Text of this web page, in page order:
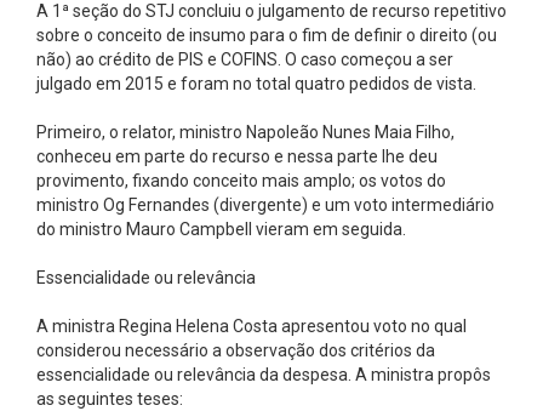
A 1ª seção do STJ concluiu o julgamento de recurso repetitivo
sobre o conceito de insumo para o fim de definir o direito (ou
não) ao crédito de PIS e COFINS. O caso começou a ser
julgado em 2015 e foram no total quatro pedidos de vista.
Primeiro, o relator, ministro Napoleão Nunes Maia Filho,
conheceu em parte do recurso e nessa parte lhe deu
provimento, fixando conceito mais amplo; os votos do
ministro Og Fernandes (divergente) e um voto intermediário
do ministro Mauro Campbell vieram em seguida.
Essencialidade ou relevância
A ministra Regina Helena Costa apresentou voto no qual
considerou necessário a observação dos critérios da
essencialidade ou relevância da despesa. A ministra propôs
as seguintes teses: